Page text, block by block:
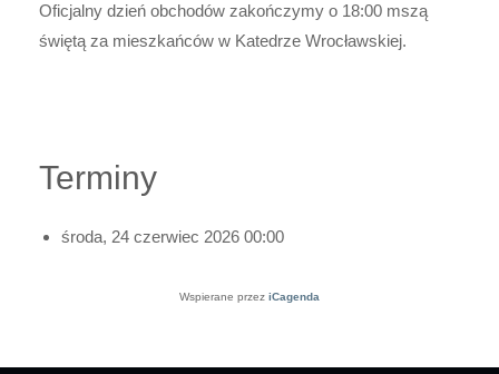
Oficjalny dzień obchodów zakończymy o 18:00 mszą
świętą za mieszkańców w Katedrze Wrocławskiej.
Terminy
środa, 24 czerwiec 2026 00:00
Wspierane przez iCagenda